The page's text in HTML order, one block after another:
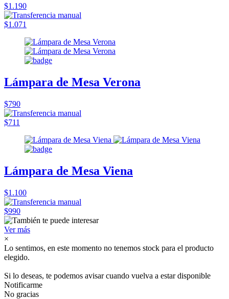
$1.190
$1.071
Lámpara de Mesa Verona
$790
$711
Lámpara de Mesa Viena
$1.100
$990
Ver más
×
Lo sentimos, en este momento no tenemos stock para el producto
elegido.
Si lo deseas, te podemos avisar cuando vuelva a estar disponible
Notificarme
No gracias